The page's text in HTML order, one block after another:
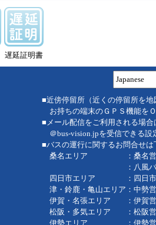
遅延証明書
■近傍停留所（近くの停留所を地
お持ちの端末のＧＰＳ機能をＯ
■メール配信をご利用される場合
＠bus-vision.jpを受信できる設
■バスの運行に関するお問合せは
桑名エリア ：桑名営
：八風バス
四日市エリア ：四日市営
津・鈴鹿・亀山エリア：中
伊賀・名張エリア ：伊賀
松阪・多気エリア ：松阪
伊勢エリア ：伊勢営